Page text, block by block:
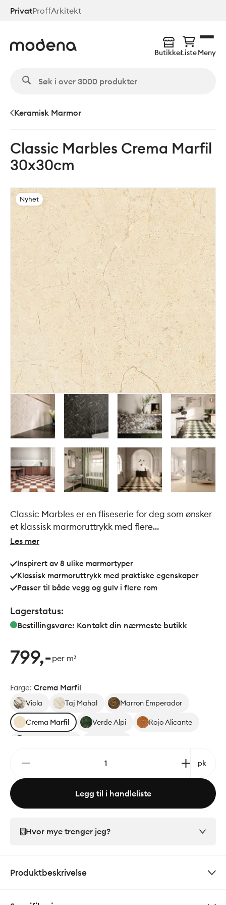
Hopp
PrivatProffArkitekt
ButikkerListeMeny
Keramisk Marmor
Classic Marbles Crema Marfil
30x30cm
Nyhet
Classic Marbles er en fliseserie for deg som ønsker
et klassisk marmoruttrykk med flere
valgmuligheter. Serien er inspirert av 8 ulike
fargespill og dybde. Det gir deg frihet til å velge
mellom rolige, lyse uttrykk og mer markante flater
med tydelig karakter.
Les mer
Inspirert av 8 ulike marmortyper
Klassisk marmoruttrykk med praktiske egenskaper
Passer til både vegg og gulv i flere rom
Lagerstatus:
Bestillingsvare: Kontakt din nærmeste butikk
799,-per m²
Farge: Crema Marfil
Viola Taj Mahal Marron Emperador
Crema Marfil Verde Alpi Rojo Alicante
pk
Legg til i handleliste
Hvor mye trenger jeg?
Produktbeskrivelse